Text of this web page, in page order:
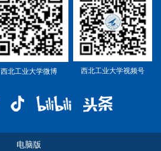
西北工业大学微博 西北工业大学视频号
电脑版